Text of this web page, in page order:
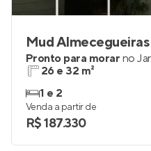
Mud Almecegueiras
Pronto para morar no
26 e 32 m²
1 e 2
Venda a partir de
R$ 187.330